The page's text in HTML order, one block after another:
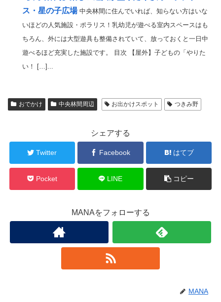
ス・星の子広場中央林間に住んでいれば、知らない方はいな
いほどの人気施設・ポラリス！乳幼児が遊べる室内スペースはも
ちろん、外には大型遊具も整備されていて、放っておくと一日中
遊べるほど充実した施設です。 目次 【屋外】子どもの「やりた
い！ […]...
おでかけ 中央林間周辺 お出かけスポット つきみ野
シェアする
Twitter Facebook はてブ
Pocket LINE コピー
MANAをフォローする
MANA